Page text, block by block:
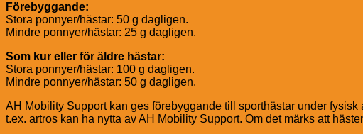
Förebyggande:
Stora ponnyer/hästar: 50 g dagligen.
Mindre ponnyer/hästar: 25 g dagligen.
Som kur eller för äldre hästar:
Stora ponnyer/hästar: 100 g dagligen.
Mindre ponnyer/hästar: 50 g dagligen.
AH Mobility Support kan ges förebyggande till sporthästar under
t.ex. artros kan ha nytta av AH Mobility Support. Om det märks att